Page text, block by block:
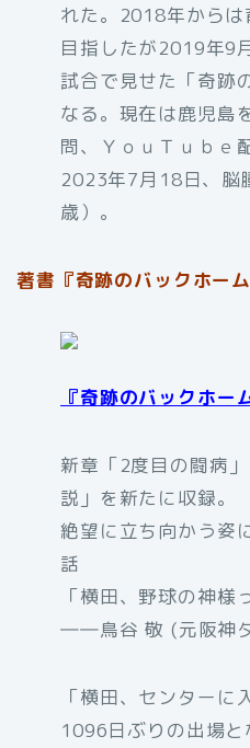
れた。2018年からは
目指したが2019年9
試合で見せた「奇跡
なる。現在は鹿児島
問、ＹｏｕＴｕｂｅ
2023年7月18日、脳
歳）。
著書『奇跡のバックホーム
『奇跡のバックホー
新章「2度目の闘病
説」を新たに収録。
絶望に立ち向かう姿
話
「横田、野球の神様
――鳥谷 敬 (元阪神
「横田、センターに
1096日ぶりの出場